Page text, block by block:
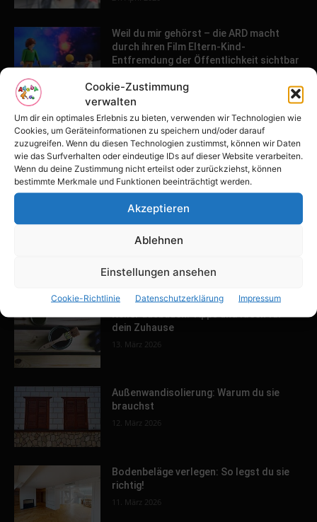
Cookie-Zustimmung
verwalten
Um dir ein optimales Erlebnis zu bieten, verwenden wir Technologien wie
Cookies, um Geräteinformationen zu speichern und/oder darauf
zuzugreifen. Wenn du diesen Technologien zustimmst, können wir Daten
wie das Surfverhalten oder eindeutige IDs auf dieser Website verarbeiten.
Wenn du deine Zustimmung nicht erteilst oder zurückziehst, können
bestimmte Merkmale und Funktionen beeinträchtigt werden.
Akzeptieren
Ablehnen
Einstellungen ansehen
Cookie-Richtlinie Datenschutzerklärung Impressum
Weil du mir gehörst – die ARD macht
durch ihren Film Eltern-Kind-
Entfremdung der Öffentlichkeit sichtbar
POPULAR POSTS
Tulpenfest läutet Frühling in Potsdam
ein
16. April 2026
Familien-Paradies an der Adria
dein Zuhause
13. März 2026
Außenwandisolierung: Warum du sie
brauchst
12. März 2026
Bodenbeläge verlegen: So legst du sie
richtig!
11. März 2026